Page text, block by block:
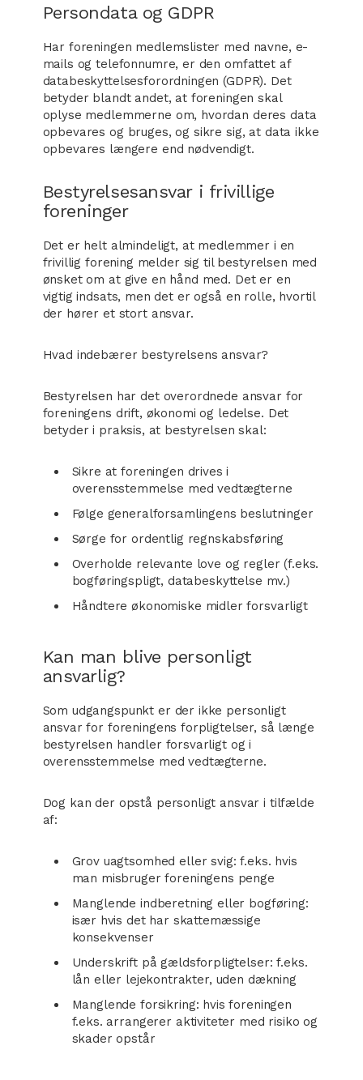
Persondata og GDPR
Har foreningen medlemslister med navne, e-
mails og telefonnumre, er den omfattet af
databeskyttelsesforordningen (GDPR). Det
betyder blandt andet, at foreningen skal
oplyse medlemmerne om, hvordan deres data
opbevares og bruges, og sikre sig, at data ikke
opbevares længere end nødvendigt.
Bestyrelsesansvar i frivillige
foreninger
Det er helt almindeligt, at medlemmer i en
frivillig forening melder sig til bestyrelsen med
ønsket om at give en hånd med. Det er en
vigtig indsats, men det er også en rolle, hvortil
der hører et stort ansvar.
Hvad indebærer bestyrelsens ansvar?
Bestyrelsen har det overordnede ansvar for
foreningens drift, økonomi og ledelse. Det
betyder i praksis, at bestyrelsen skal:
Sikre at foreningen drives i
overensstemmelse med vedtægterne
Følge generalforsamlingens beslutninger
Sørge for ordentlig regnskabsføring
Overholde relevante love og regler (f.eks.
bogføringspligt, databeskyttelse mv.)
Håndtere økonomiske midler forsvarligt
Kan man blive personligt
ansvarlig?
Som udgangspunkt er der ikke personligt
ansvar for foreningens forpligtelser, så længe
bestyrelsen handler forsvarligt og i
overensstemmelse med vedtægterne.
Dog kan der opstå personligt ansvar i tilfælde
af:
Grov uagtsomhed eller svig: f.eks. hvis
man misbruger foreningens penge
Manglende indberetning eller bogføring:
især hvis det har skattemæssige
konsekvenser
Underskrift på gældsforpligtelser: f.eks.
lån eller lejekontrakter, uden dækning
Manglende forsikring: hvis foreningen
f.eks. arrangerer aktiviteter med risiko og
skader opstår